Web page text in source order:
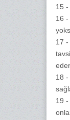
15 -
16 -
17 -
18
19 -